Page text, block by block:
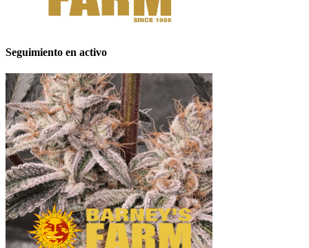
Seguimiento en activo